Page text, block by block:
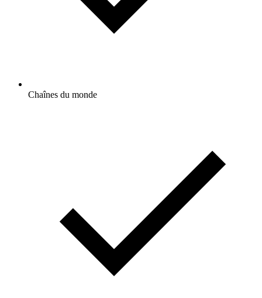
Chaînes du monde